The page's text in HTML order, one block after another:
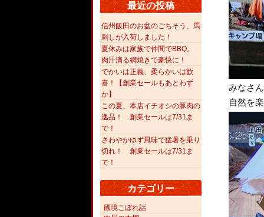
みなさ
自然を
最近の投稿
信州飯田のお盆のごちそう、馬
刺しが入荷しました！
夏休みは家族で仲間でBBQ。
肉汁滴る網焼きで豪快に！
でかいは正義、柔らかいは歓
喜！【創業セールもあとわず
か】
この夏、本店イチオシの豚肉の
逸品！ 創業セールは7/31ま
で！
さわやかゆず風味で猛暑を乗り
切れ！ 創業セールは7/31ま
で！
カテゴリー
國境こぼれ話